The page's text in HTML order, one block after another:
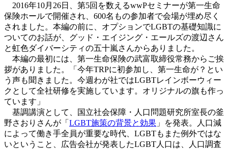
2016年10月26日、第5回を数えるwwPセミナーが第一生命
保険ホールで開催され、600名もの参加者で会場が埋め尽く
されました。本編の前に、オプションでLGBTの基礎知識に
ついてのお話が、グッド・エイジング・エールズの渡辺さん
と虹色ダイバーシティの五十嵐さんからありました。
本編の最初には、第一生命保険の武富取締役常務からご挨
拶がありました。「今年TRPに初参加し、第一生命が？とい
う声も聞きました。今週わが社ではLGBTレインボーウィー
クとして全社研修を実施しています。オリジナルの旗も作っ
ています」
基調講演として、国立社会保障・人口問題研究所室長の釜
野さおりさんが「 LGBT施策の背景と効果 」を発表。人口減
によって働き手全員が重要な時代、LGBTもまた例外ではな
いということ、広告会社が発表したLGBT人口は、人口調査